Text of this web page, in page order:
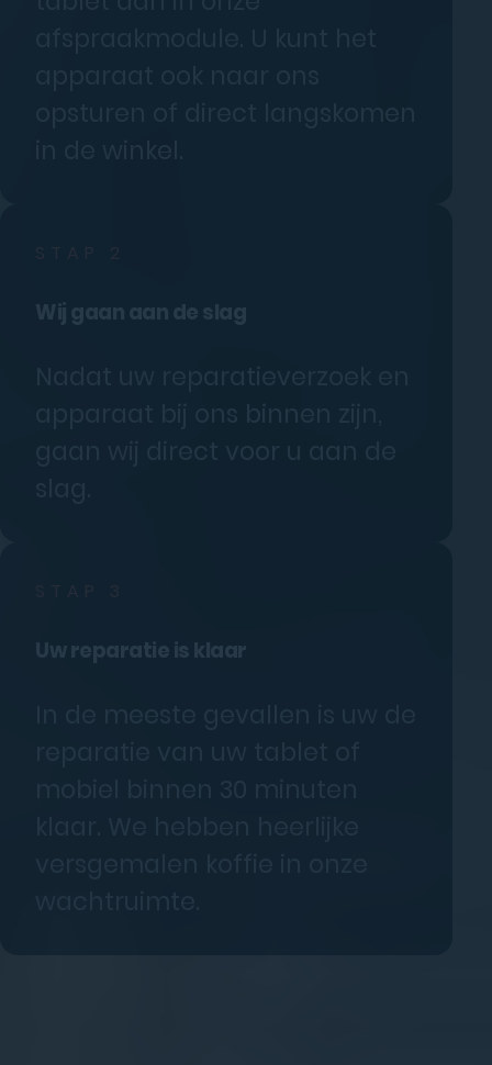
Wij gaan aan de slag
Uw reparatie is klaar